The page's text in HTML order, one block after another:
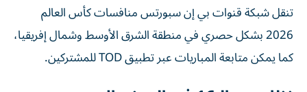
تنقل شبكة قنوات بي إن سبورتس منافسات كأس العالم
2026 بشكل حصري في منطقة الشرق الأوسط وشمال إفريقيا،
كما يمكن متابعة المباريات عبر تطبيق TOD للمشتركين.